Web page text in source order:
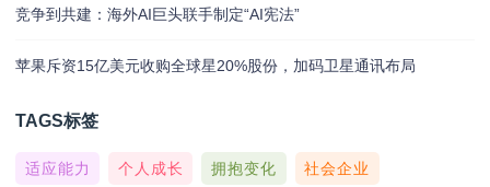
竞争到共建：海外AI巨头联手制定“AI宪法”
苹果斥资15亿美元收购全球星20%股份，加码卫星通讯布局
TAGS标签
适应能力 个人成长 拥抱变化 社会企业